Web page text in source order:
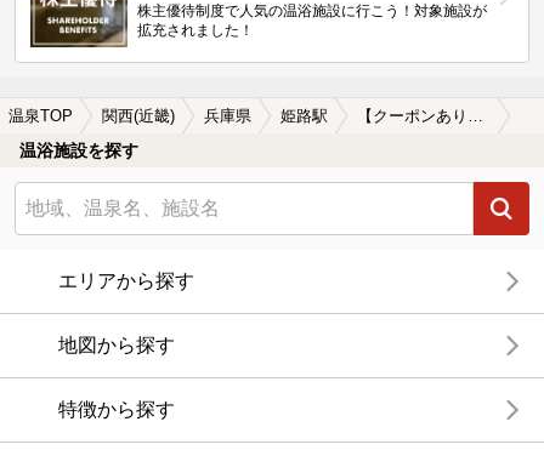
株主優待制度で人気の温浴施設に行こう！対象施設が
拡充されました！
温泉TOP 関西(近畿) 兵庫県 姫路駅 【クーポンあり】切り傷に効能がある姫路駅近くの温泉、日帰り温泉、スーパー銭湯おすすめ
温浴施設を探す
エリアから探す
地図から探す
特徴から探す